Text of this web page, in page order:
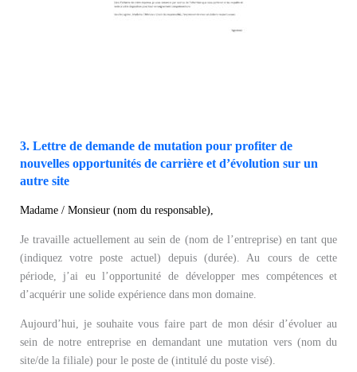
3. Lettre de demande de mutation pour profiter de
nouvelles opportunités de carrière et d’évolution sur un
autre site
Madame / Monsieur (nom du responsable),
Je travaille actuellement au sein de (nom de l’entreprise) en tant que
(indiquez votre poste actuel) depuis (durée). Au cours de cette
période, j’ai eu l’opportunité de développer mes compétences et
d’acquérir une solide expérience dans mon domaine.
Aujourd’hui, je souhaite vous faire part de mon désir d’évoluer au
sein de notre entreprise en demandant une mutation vers (nom du
site/de la filiale) pour le poste de (intitulé du poste visé).